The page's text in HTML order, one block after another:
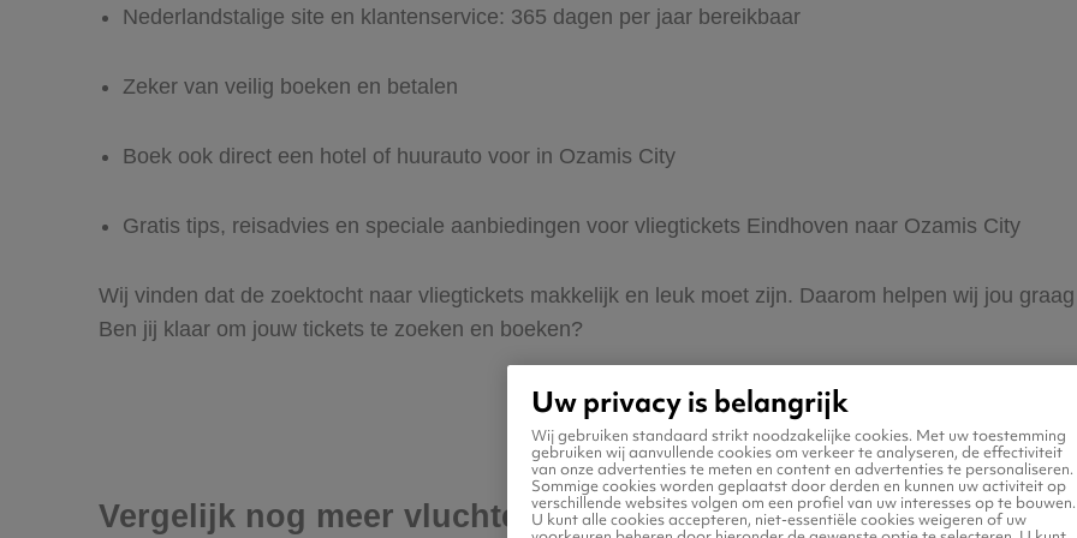
Nederlandstalige site en klantenservice: 365 dagen per jaar bereikbaar
Zeker van veilig boeken en betalen
Boek ook direct een hotel of huurauto voor in Ozamis City
Gratis tips, reisadvies en speciale aanbiedingen voor vliegtickets Eindhoven naar Ozamis City
Wij vinden dat de zoektocht naar vliegtickets makkelijk en leuk moet zijn. Daarom helpen wij jou
Ben jij klaar om jouw tickets te zoeken en boeken?
Vergelijk nog meer vluchten naar Ozamis City
Uw privacy is belangrijk
Wij gebruiken standaard strikt noodzakelijke cookies. Met uw toestemming
gebruiken wij aanvullende cookies om verkeer te analyseren, de effectiviteit
van onze advertenties te meten en content en advertenties te personaliseren.
Sommige cookies worden geplaatst door derden en kunnen uw activiteit op
verschillende websites volgen om een profiel van uw interesses op te bouwen.
U kunt alle cookies accepteren, niet-essentiële cookies weigeren of uw